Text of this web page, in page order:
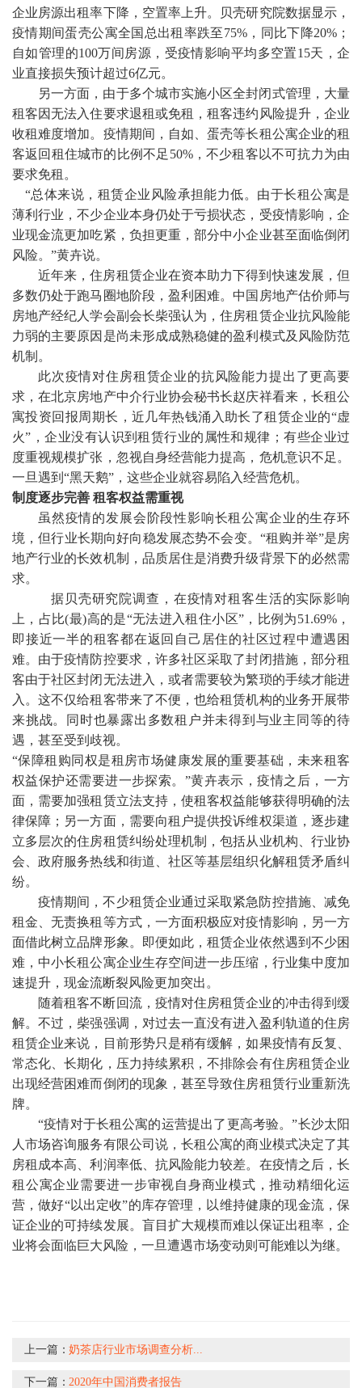
企业房源出租率下降，空置率上升。贝壳研究院数据显示，
疫情期间蛋壳公寓全国总出租率跌至75%，同比下降20%；
自如管理的100万间房源，受疫情影响平均多空置15天，企
业直接损失预计超过6亿元。
另一方面，由于多个城市实施小区全封闭式管理，大量
租客因无法入住要求退租或免租，租客违约风险提升，企业
收租难度增加。疫情期间，自如、蛋壳等长租公寓企业的租
客返回租住城市的比例不足 50%，不少租客以不可抗力为由
要求免租。
“总体来说，租赁企业风险承担能力低。由于长租公寓是
薄利行业，不少企业本身仍处于亏损状态，受疫情影响，企
业现金流更加吃紧，负担更重，部分中小企业甚至面临倒闭
风险。”黄卉说。
近年来，住房租赁企业在资本助力下得到快速发展，但
多数仍处于跑马圈地阶段，盈利困难。中国房地产估价师与
房地产经纪人学会副会长柴强认为，住房租赁企业抗风险能
力弱的主要原因是尚未形成成熟稳健的盈利模式及风险防范
机制。
此次疫情对住房租赁企业的抗风险能力提出了更高要
求，在北京房地产中介行业协会秘书长赵庆祥看来，长租公
寓投资回报周期长，近几年热钱涌入助长了租赁企业的“虚
火”，企业没有认识到租赁行业的属性和规律；有些企业过
度重视规模扩张，忽视自身经营能力提高，危机意识不足。
一旦遇到“黑天鹅”，这些企业就容易陷入经营危机。
制度逐步完善 租客权益需重视
虽然疫情的发展会阶段性影响长租公寓企业的生存环
境，但行业长期向好向稳发展态势不会变。 “租购并举”是房
地产行业的长效机制，品质居住是消费升级背景下的必然需
求。
据贝壳研究院调查，在疫情对租客生活的实际影响
上，占比(最)高的是“无法进入租住小区”，比例为51.69%，
即接近一半的租客都在返回自己居住的社区过程中遭遇困
难。由于疫情防控要求，许多社区采取了封闭措施，部分租
客由于社区封闭无法进入，或者需要较为繁琐的手续才能进
入。这不仅给租客带来了不便，也给租赁机构的业务开展带
来挑战。同时也暴露出多数租户并未得到与业主同等的待
遇，甚至受到歧视。
“保障租购同权是租房市场健康发展的重要基础，未来租客
权益保护还需要进一步探索。”黄卉表示，疫情之后，一方
面，需要加强租赁立法支持，使租客权益能够获得明确的法
律保障；另一方面，需要向租户提供投诉维权渠道，逐步建
立多层次的住房租赁纠纷处理机制，包括从业机构、行业协
会、政府服务热线和街道、社区等基层组织化解租赁矛盾纠
纷。
疫情期间，不少租赁企业通过采取紧急防控措施、减免
租金、无责换租等方式，一方面积极应对疫情影响，另一方
面借此树立品牌形象。即便如此，租赁企业依然遇到不少困
难，中小长租公寓企业生存空间进一步压缩，行业集中度加
速提升，现金流断裂风险更加突出。
随着租客不断回流，疫情对住房租赁企业的冲击得到缓
解。不过，柴强强调，对过去一直没有进入盈利轨道的住房
租赁企业来说，目前形势只是稍有缓解，如果疫情有反复、
常态化、长期化，压力持续累积，不排除会有住房租赁企业
出现经营困难而倒闭的现象，甚至导致住房租赁行业重新洗
牌。
“疫情对于长租公寓的运营提出了更高考验。”长沙太阳
人市场咨询服务有限公司 说，长租公寓的商业模式决定了其
房租成本高、利润率低、抗风险能力较差。在疫情之后，长
租公寓企业需要进一步审视自身商业模式，推动精细化运
营，做好“以出定收”的库存管理，以维持健康的现金流，保
证企业的可持续发展。盲目扩大规模而难以保证出租率，企
业将会面临巨大风险，一旦遭遇市场变动则可能难以为继。
上一篇：奶茶店行业市场调查分析...
下一篇： 2020年中国消费者报告